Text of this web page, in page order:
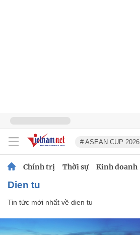
# ASEAN CUP 2026
Chính trị Thời sự Kinh doanh
dien tu
Tin tức mới nhất về dien tu